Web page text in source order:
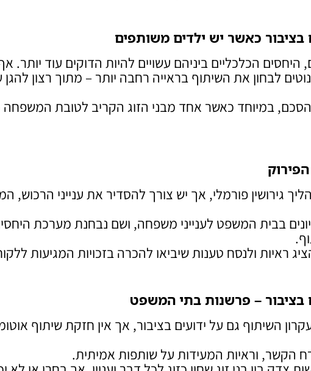
בציבור כאשר יש ילדים משותפים
היחסים הכלכליים ביניהם עשויים להיות הדוקים עוד יותר.
לבחון את השיתוף בראייה רחבה יותר – מתוך רצון להגן
הסכם, במיוחד כאשר אחד מבני הזוג הקריב לטובת המשפחה
גירושין פורמלי, אך יש צורך להסדיר את ענייני הרכוש,
בבית המשפט לענייני משפחה, ושם נבחנת מערכת
ראיות ולנסח טענות שיביאו להכרה בזכויות המגיעות
בציבור – פרשנות בתי המשפט
השיתוף גם על ידועים בציבור, אך אין חזקת שיתוף
הקשר, וראיות המעידות על שותפות אמיתית.